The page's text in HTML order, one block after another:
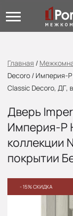
Главная /
Decoro / Империя-
Classic Decoro, ДГ,
Дверь
Империя-Р
коллекции
покрытии
- 15% СКИДКА